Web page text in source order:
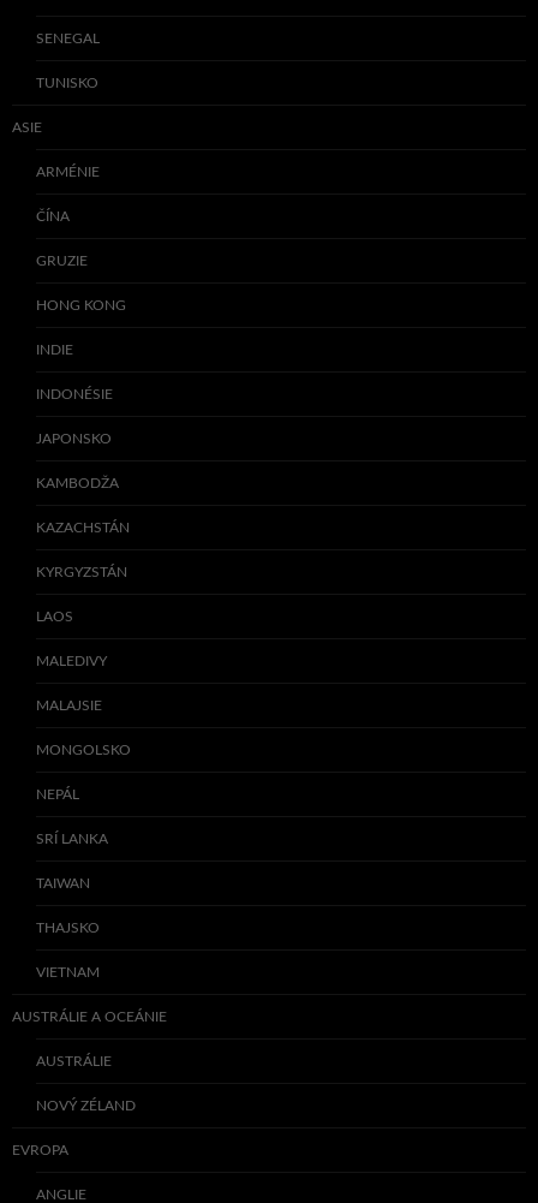
SENEGAL
TUNISKO
ASIE
ARMÉNIE
ČÍNA
GRUZIE
HONG KONG
INDIE
INDONÉSIE
JAPONSKO
KAMBODŽA
KAZACHSTÁN
KYRGYZSTÁN
LAOS
MALEDIVY
MALAJSIE
MONGOLSKO
NEPÁL
SRÍ LANKA
TAIWAN
THAJSKO
VIETNAM
AUSTRÁLIE A OCEÁNIE
AUSTRÁLIE
NOVÝ ZÉLAND
EVROPA
ANGLIE